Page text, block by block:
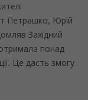
Петрашко, Юрій
Західний
понад
Це дасть змогу